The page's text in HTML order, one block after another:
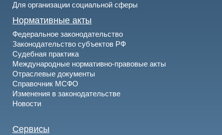
Для организации социальной сферы
Нормативные акты
Федеральное законодательство
Законодательство субъектов РФ
Судебная практика
Международные нормативно-правовые акты
Отраслевые документы
Справочник МСФО
Изменения в законодательстве
Новости
Сервисы